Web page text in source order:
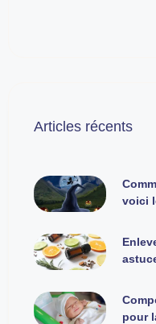
Articles récents
voici
pour